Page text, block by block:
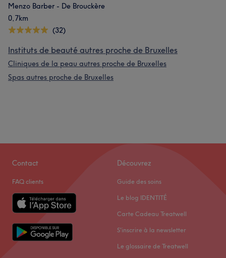
Menzo Barber - De Brouckère
0,7km
(32)
Instituts de beauté autres proche de Bruxelles
Cliniques de la peau autres proche de Bruxelles
Spas autres proche de Bruxelles
Contact
FAQ clients
Découvrez
Guide des soins
Le blog IDENTITÉ
Carte Cadeau Treatwell
S'inscrire à la newsletter
Le glossaire de Treatwell